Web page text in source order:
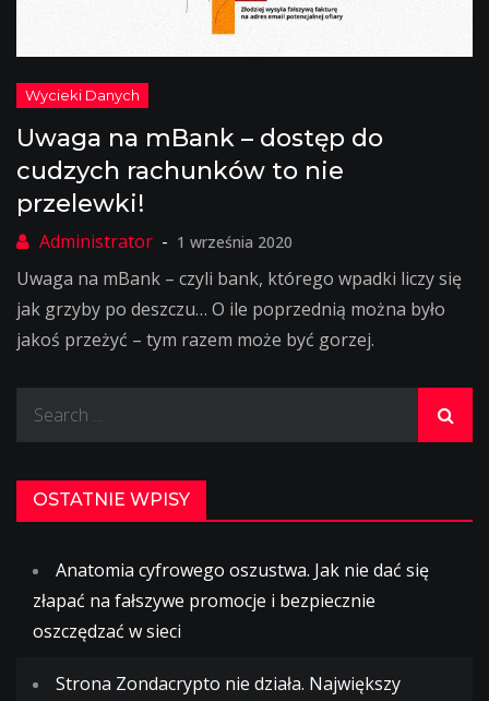
Uwaga na mBank – dostęp do
cudzych rachunków to nie
przelewki!
1 września 2020
Uwaga na mBank – czyli bank, którego wpadki liczy się
jak grzyby po deszczu… O ile poprzednią można było
jakoś przeżyć – tym razem może być gorzej.
OSTATNIE WPISY
Anatomia cyfrowego oszustwa. Jak nie dać się
złapać na fałszywe promocje i bezpiecznie
oszczędzać w sieci
Strona Zondacrypto nie działa. Największy